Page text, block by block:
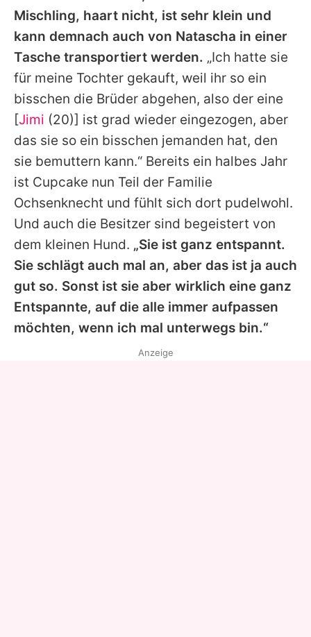
Mischling, haart nicht, ist sehr klein und
kann demnach auch von Natascha in einer
Tasche transportiert werden. „Ich hatte sie
für meine Tochter gekauft, weil ihr so ein
bisschen die Brüder abgehen, also der eine
[Jimi (20)] ist grad wieder eingezogen, aber
das sie so ein bisschen jemanden hat, den
sie bemuttern kann.“ Bereits ein halbes Jahr
ist Cupcake nun Teil der Familie
Ochsenknecht und fühlt sich dort pudelwohl.
Und auch die Besitzer sind begeistert von
dem kleinen Hund. „Sie ist ganz entspannt.
Sie schlägt auch mal an, aber das ist ja auch
gut so. Sonst ist sie aber wirklich eine ganz
Entspannte, auf die alle immer aufpassen
möchten, wenn ich mal unterwegs bin.“
Anzeige